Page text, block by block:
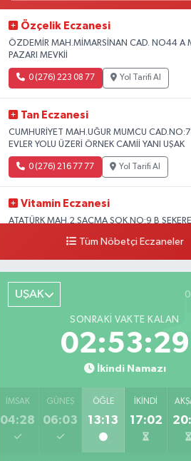
Özçelik Eczanesi
ÖZDEMİR MAH.MİMARSİNAN CAD. NO44 A
PAZARI MEVKİİ
0 (276) 223 08 77 Yol Tarifi Al
Tan Eczanesi
CUMHURİYET MAH.UĞUR MUMCU
EVLER YOLU ÜZERİ ÖRNEK CAMİİ YANI UŞAK
0 (276) 216 77 77 Yol Tarifi Al
Vitamin Eczanesi
ATATÜRK MAH.2.SAÇMA SOK.NO:9 B
Tüm Nöbetçi Eczaneler
UŞAK
SONRAKI VAKTE KALAN
02:53:28
İkindi Namazı
İMSAK
04:28
GÜNEŞ
06:03
ÖĞLE
13:13
İKINDI
17:02